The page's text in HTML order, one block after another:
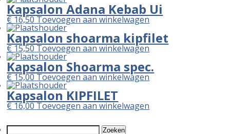
Kapsalon Adana Kebab Ui
€16,50Toevoegen aan winkelwagen
Kapsalon shoarma kipfilet
€15,50Toevoegen aan winkelwagen
Kapsalon Shoarma spec.
€15,00Toevoegen aan winkelwagen
Kapsalon KIPFILET
€16,00Toevoegen aan winkelwagen
Zoeken